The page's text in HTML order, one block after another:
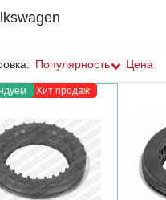
Популярность Цена
Хит продаж